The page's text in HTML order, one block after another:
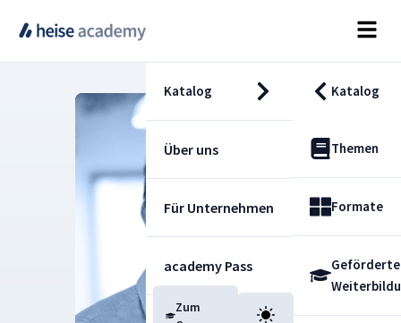
Katalog Katalog
Themen
Formate
Geförderte
Über uns
Für Unternehmen
academy Pass
Zum